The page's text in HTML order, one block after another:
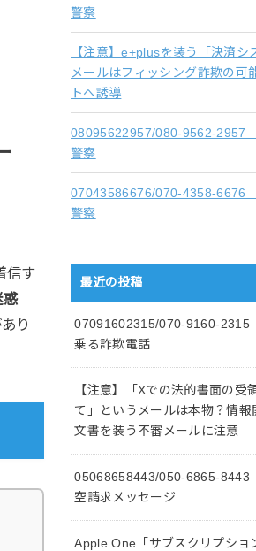
信す
惑
り
警察
【注意】e+plusを装う「決済シ
メールはフィッシング詐欺の可
トへ誘導
08095622957/080-9562-2957
警察
07043586676/070-4358-6676
警察
最近の投稿
07091602315/070-9160-
乗る詐欺電話
【注意】「Xでの法的書面の受
て」というメールは本物？情報
文書を装う不審メールに注意
05068658443/050-6865-8443
空請求メッセージ
Apple One「サブスクリプショ